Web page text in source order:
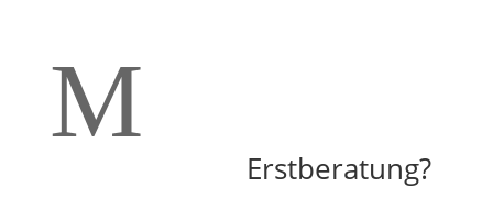
M
Erstberatung?